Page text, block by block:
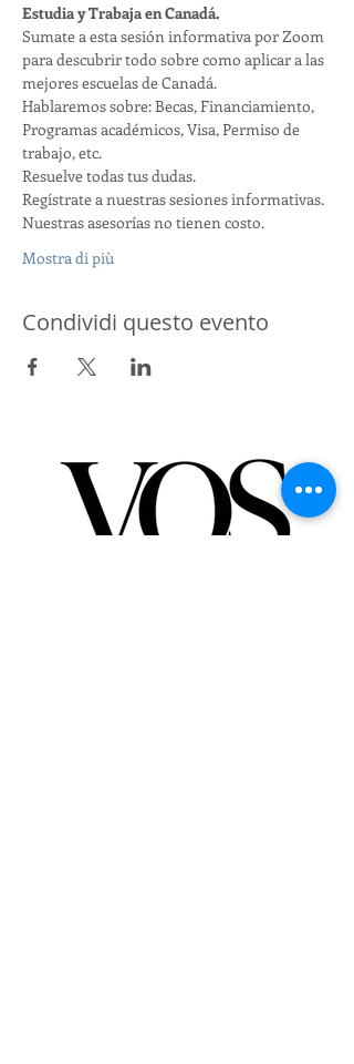
Estudia y Trabaja en Canadá.
Sumate a esta sesión informativa por Zoom
para descubrir todo sobre como aplicar a las
mejores escuelas de Canadá.
Hablaremos sobre: Becas, Financiamiento,
Programas académicos, Visa, Permiso de
trabajo, etc.
Resuelve todas tus dudas.
Regístrate a nuestras sesiones informativas.
Nuestras asesorías no tienen costo.
Mostra di più
Condividi questo evento